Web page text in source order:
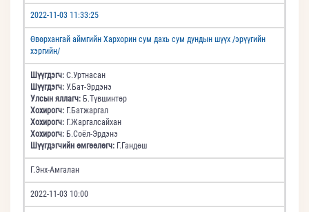
2022-11-03 11:33:25
Өвөрхангай аймгийн Хархорин сум дахь сум дундын шүүх /эрүүгийн
хэргийн/
Шүүгдэгч: С.Уртнасан
Шүүгдэгч: У.Бат-Эрдэнэ
Улсын яллагч: Б.Түвшинтөр
Хохирогч: Г.Батжаргал
Хохирогч: Г.Жаргалсайхан
Хохирогч: Б.Соёл-Эрдэнэ
Шүүгдэгчийн өмгөөлөгч: Г.Гандөш
Г.Энх-Амгалан
2022-11-03 10:00